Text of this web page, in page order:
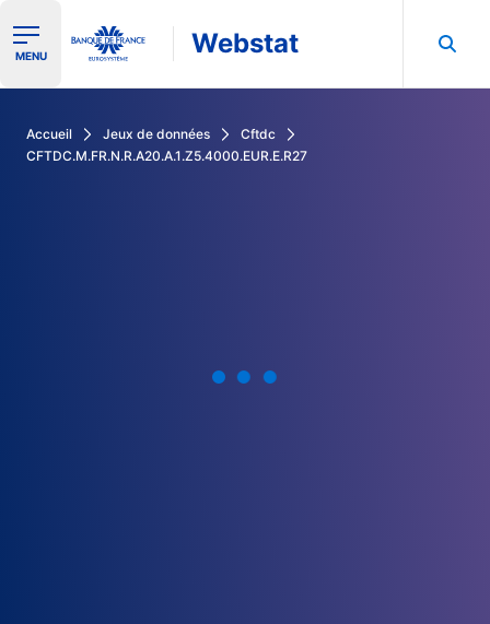
Ouvrir le menu de navigation
MENU Webstat
Accueil Jeux de données
Cftdc
CFTDC.M.FR.N.R.A20.A.1.Z5.4000.EUR.E.R27